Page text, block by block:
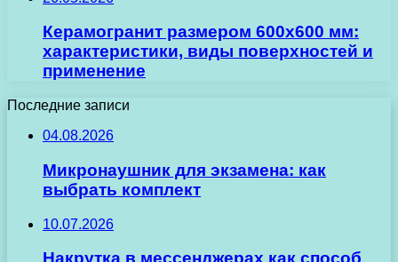
Керамогранит размером 600х600 мм:
характеристики, виды поверхностей и
применение
Последние записи
04.08.2026
Микронаушник для экзамена: как
выбрать комплект
10.07.2026